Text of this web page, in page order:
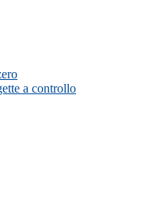
a controllo